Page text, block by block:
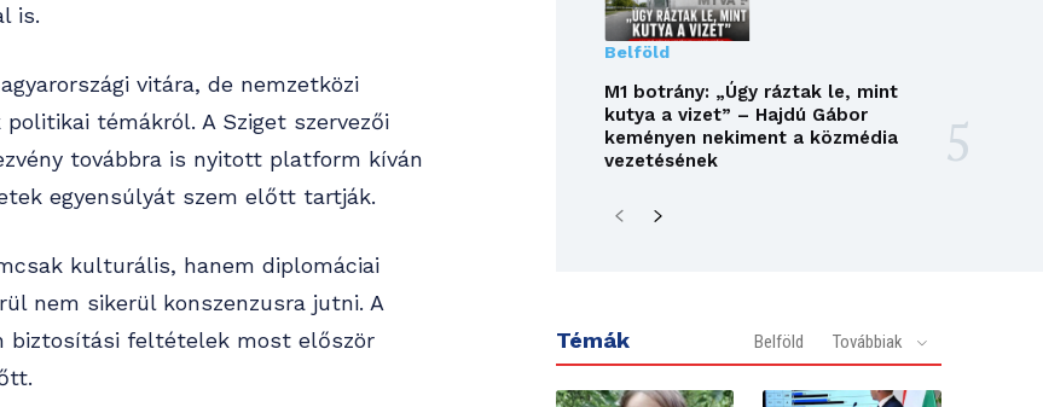
is.
vitára, de nemzetközi
témákról. A Sziget szervezői
továbbra is nyitott platform kíván
egyensúlyát szem előtt tartják.
kulturális, hanem diplomáciai
nem sikerül konszenzusra jutni. A
biztosítási feltételek most először
Belföld
M1 botrány: „Úgy ráztak le, mint
kutya a vizet” – Hajdú Gábor
keményen nekiment a közmédia
vezetésének
Témák Belföld Továbbiak